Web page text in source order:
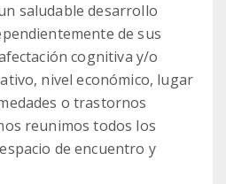
saludable desarrollo
de sus
cognitiva y/o
nivel económico, lugar
o trastornos
reunimos todos los
de encuentro y